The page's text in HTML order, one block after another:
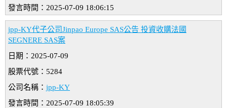
發言時間：2025-07-09 18:06:15
jpp-KY代子公司Jinpao Europe SAS公告 投資收購法國
SEGNERE SAS案
日期：2025-07-09
股票代號：5284
公司名稱： jpp-KY
發言時間：2025-07-09 18:05:39